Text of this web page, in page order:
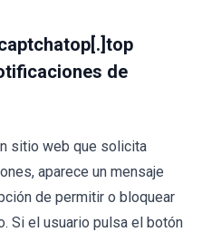
de
sitio web que solicita
aparece un mensaje
de permitir o bloquear
Si el usuario pulsa el botón